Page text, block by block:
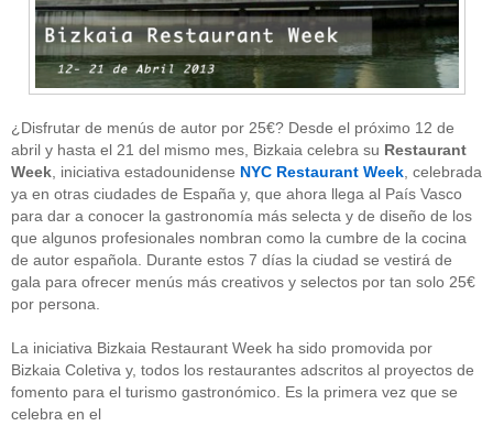
¿Disfrutar de menús de autor por 25€? Desde el próximo 12 de
abril y hasta el 21 del mismo mes, Bizkaia celebra su Restaurant
Week , iniciativa estadounidense NYC Restaurant Week , celebrada
ya en otras ciudades de España y, que ahora llega al País Vasco
para dar a conocer la gastronomía más selecta y de diseño de los
que algunos profesionales nombran como la cumbre de la cocina
de autor española. Durante estos 7 días la ciudad se vestirá de
gala para ofrecer menús más creativos y selectos por tan solo 25€
por persona.
La iniciativa Bizkaia Restaurant Week ha sido promovida por
Bizkaia Coletiva y, todos los restaurantes adscritos al proyectos de
fomento para el turismo gastronómico. Es la primera vez que se
celebra en el